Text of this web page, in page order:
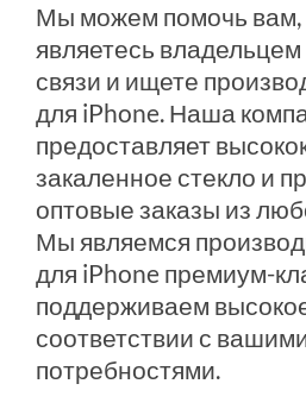
Мы можем помочь вам,
являетесь
связи и ищете
для iPhone. Наша
предоставляет
закаленное стекло и
оптовые заказы из
Мы являемся
для iPhone премиум-
поддерживаем
соответствии с
потребностями.